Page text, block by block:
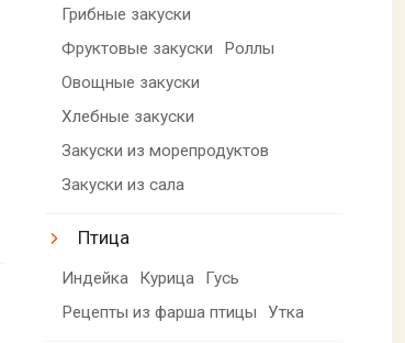
Грибные закуски
Фруктовые закуски
Роллы
Овощные закуски
Хлебные закуски
Закуски из морепродуктов
Закуски из сала
Птица
Индейка Курица
Гусь
Рецепты из фарша птицы
Утка